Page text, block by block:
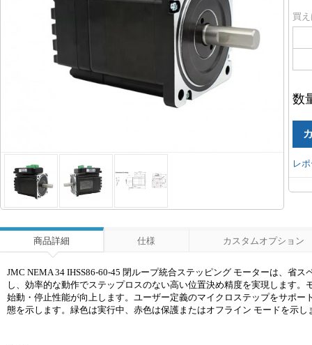
買
数
レ
商品詳細 仕様 カスタムオプション
JMC NEMA 34 IHSS86-60-45 閉ループ統合ステッピング モーターは、省
し、効率的な動作でステップロスのない高い位置決め精度を実現します
始動・停止性能が向上します。ユーザー定義のマイクロステップをサポ
態を示します。緑色は実行中、赤色は保護またはオフライン モードを示し